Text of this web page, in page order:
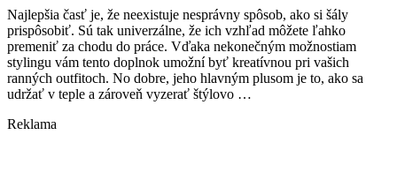
Najlepšia časť je, že neexistuje nesprávny spôsob, ako si šály
prispôsobiť. Sú tak univerzálne, že ich vzhľad môžete ľahko
premeniť za chodu do práce. Vďaka nekonečným možnostiam
stylingu vám tento doplnok umožní byť kreatívnou pri vašich
ranných outfitoch. No dobre, jeho hlavným plusom je to, ako sa
udržať v teple a zároveň vyzerať štýlovo …
Reklama